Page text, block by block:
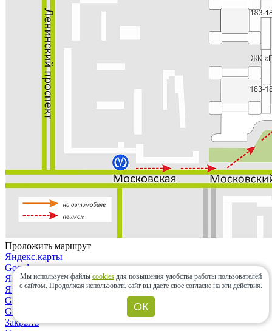
Проложить маршрут
Яндекс.карты
Google maps
Яндекс.карты
Яндекс.навигатор
Google maps
Google maps
Закрыть
Мы используем файлы cookies для повышения удобства работы пользователей
с сайтом. Продолжая использовать сайт вы даете свое согласие на эти действия.
ОК